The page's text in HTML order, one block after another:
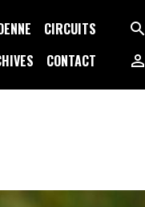
CIRCUITS
CONTACT